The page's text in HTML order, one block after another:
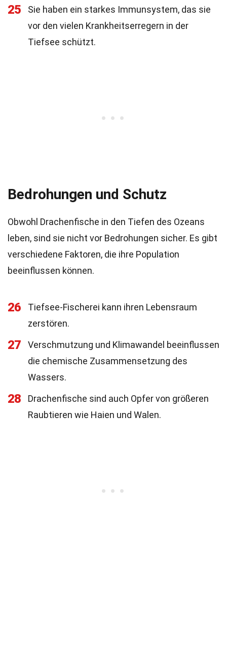
25
Sie haben ein starkes Immunsystem, das sie
vor den vielen Krankheitserregern in der
Tiefsee schützt.
Bedrohungen und Schutz
Obwohl Drachenfische in den Tiefen des Ozeans
leben, sind sie nicht vor Bedrohungen sicher. Es gibt
verschiedene Faktoren, die ihre Population
beeinflussen können.
26
Tiefsee-Fischerei kann ihren Lebensraum
zerstören.
27
Verschmutzung und Klimawandel beeinflussen
die chemische Zusammensetzung des
Wassers.
28
Drachenfische sind auch Opfer von größeren
Raubtieren wie Haien und Walen.